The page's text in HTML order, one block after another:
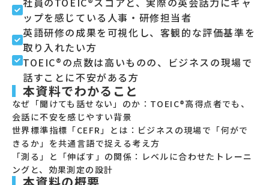
ップを感じている人事・研修担当者
英語研修の成果を可視化し、客観的な評価基準を
取り入れたい方
TOEIC®の点数は高いものの、ビジネスの現場で
話すことに不安がある方
本資料でわかること
なぜ「聞けても話せない」のか：TOEIC®高得点者でも、
会話に不安を感じやすい背景
世界標準指標「CEFR」とは：ビジネスの現場で「何がで
きるか」を共通言語で捉える考え方
「測る」と「伸ばす」の関係：レベルに合わせたトレーニ
ングと、効果測定の設計